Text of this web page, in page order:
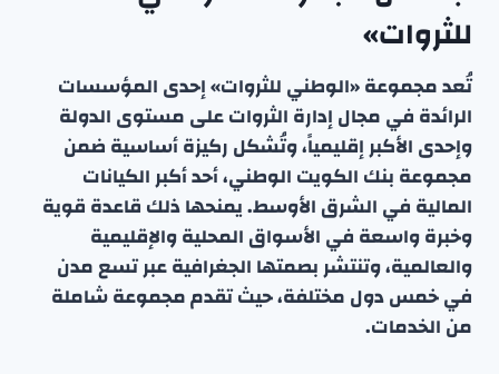
للثروات»
تُعد مجموعة «الوطني للثروات» إحدى المؤسسات
الرائدة في مجال إدارة الثروات على مستوى الدولة
وإحدى الأكبر إقليمياً، وتُشكل ركيزة أساسية ضمن
مجموعة بنك الكويت الوطني، أحد أكبر الكيانات
المالية في الشرق الأوسط. يمنحها ذلك قاعدة قوية
وخبرة واسعة في الأسواق المحلية والإقليمية
والعالمية، وتنتشر بصمتها الجغرافية عبر تسع مدن
في خمس دول مختلفة، حيث تقدم مجموعة شاملة
من الخدمات.